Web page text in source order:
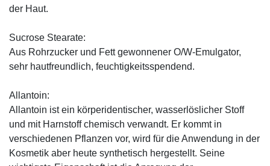
der Haut.
Sucrose Stearate:
Aus Rohrzucker und Fett gewonnener O/W-Emulgator,
sehr hautfreundlich, feuchtigkeitsspendend.
Allantoin:
Allantoin ist ein körperidentischer, wasserlöslicher Stoff
und mit Harnstoff chemisch verwandt. Er kommt in
verschiedenen Pflanzen vor, wird für die Anwendung in der
Kosmetik aber heute synthetisch hergestellt. Seine